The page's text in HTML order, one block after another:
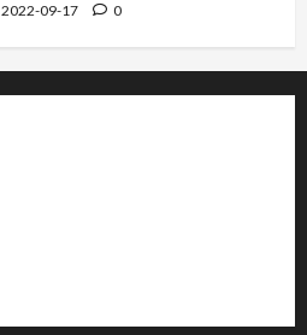
2022-09-17 0